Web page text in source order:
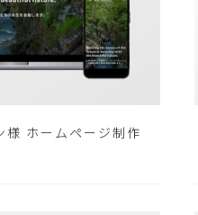
様 ホームページ制作